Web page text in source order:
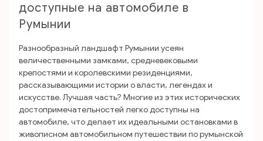
доступные на автомобиле в
Румынии
Разнообразный ландшафт Румынии усеян
величественными замками, средневековыми
крепостями и королевскими резиденциями,
рассказывающими истории о власти, легендах и
искусстве. Лучшая часть? Многие из этих исторических
достопримечательностей легко доступны на
автомобиле, что делает их идеальными остановками в
живописном автомобильном путешествии по румынской